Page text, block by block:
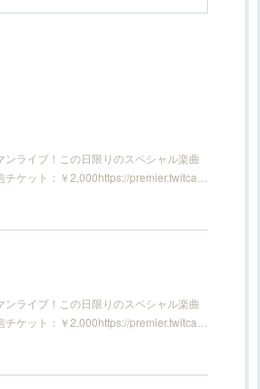
ライブ！この日限りのスペシャル楽曲
ケット：￥2,000https://premier.twitca…
ライブ！この日限りのスペシャル楽曲
ケット：￥2,000https://premier.twitca…